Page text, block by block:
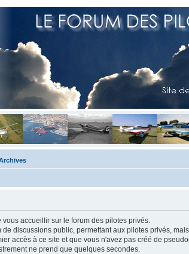
vous accueillir sur le forum des pilotes privés.
de discussions public, permettant aux pilotes privés,
accès à ce site et que vous n'avez pas créé de
ne prend que quelques secondes.